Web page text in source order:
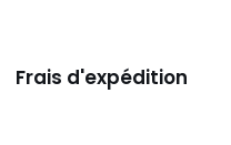
Frais d'expédition